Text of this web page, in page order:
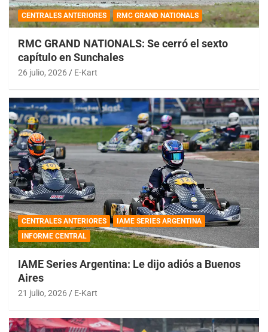
CENTRALES ANTERIORES RMC GRAND NATIONALS
RMC GRAND NATIONALS: Se cerró el sexto
capítulo en Sunchales
26 julio, 2026 E-Kart
CENTRALES ANTERIORES
IAME SERIES ARGENTINA
INFORME CENTRAL
IAME Series Argentina: Le dijo adiós a Buenos
Aires
21 julio, 2026 E-Kart